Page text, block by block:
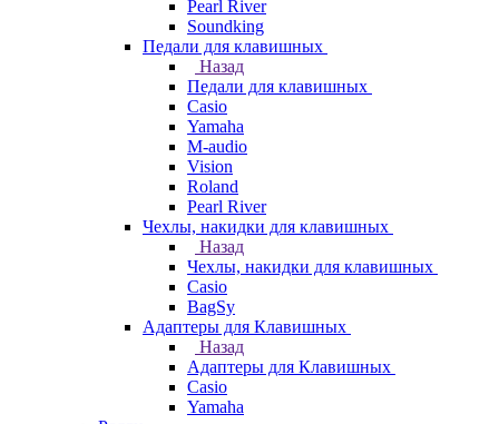
Pearl River
Soundking
Педали для клавишных
Назад
Педали для клавишных
Casio
Yamaha
M-audio
Vision
Roland
Pearl River
Чехлы, накидки для клавишных
Назад
Чехлы, накидки для клавишных
Casio
BagSy
Адаптеры для Клавишных
Назад
Адаптеры для Клавишных
Casio
Yamaha